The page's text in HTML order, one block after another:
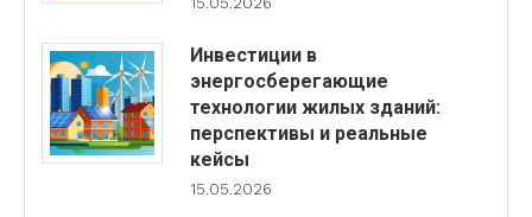
Инвестиции в
энергосберегающие
технологии жилых зданий:
перспективы и реальные
кейсы
15.05.2026